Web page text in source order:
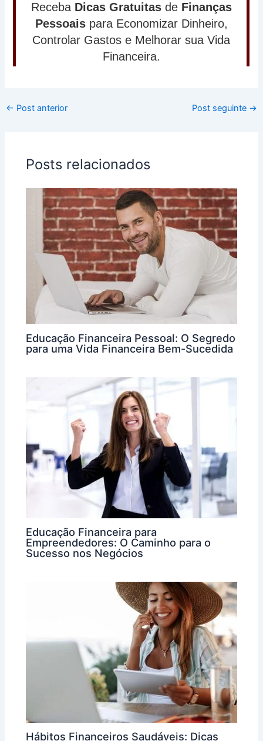
← Post anterior Post seguinte →
Posts relacionados
Educação Financeira Pessoal: O Segredo
para uma Vida Financeira Bem-Sucedida
Educação Financeira para
Empreendedores: O Caminho para o
Sucesso nos Negócios
Hábitos Financeiros Saudáveis: Dicas